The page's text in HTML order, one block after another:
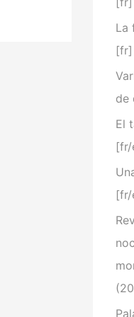
La
[fr]
de
El
[fr/
[fr/